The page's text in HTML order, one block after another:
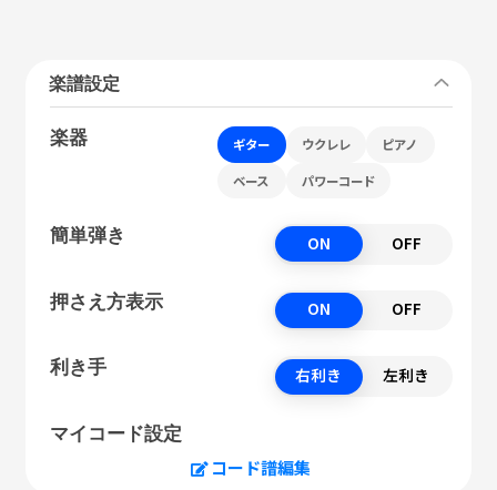
楽譜設定
楽器 ギター ウクレレ ピアノ
ベース パワーコード
簡単弾き ON OFF
押さえ方表示 ON OFF
利き手 右利き 左利き
マイコード設定
コード譜編集